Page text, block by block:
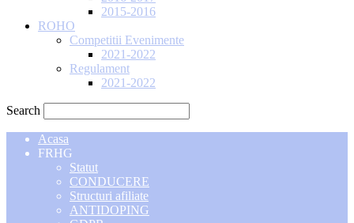
2015-2016
ROHO
Competitii Evenimente
2021-2022
Regulament
2021-2022
Search
Acasa
FRHG
Statut
CONDUCERE
Structuri afiliate
ANTIDOPING